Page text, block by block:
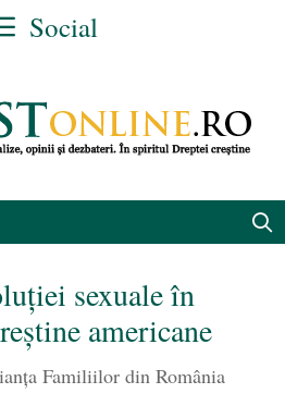
Social
sexuale în
americane
Familiilor din România